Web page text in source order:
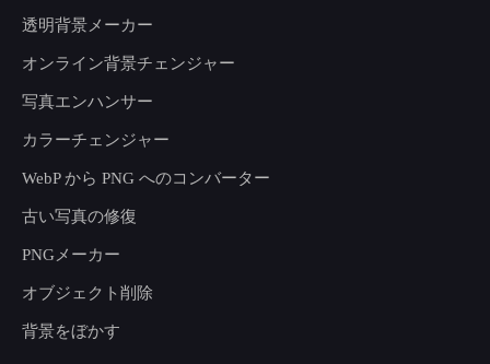
透明背景メーカー
オンライン背景チェンジャー
写真エンハンサー
カラーチェンジャー
WebP から PNG へのコンバーター
古い写真の修復
PNGメーカー
オブジェクト削除
背景をぼかす